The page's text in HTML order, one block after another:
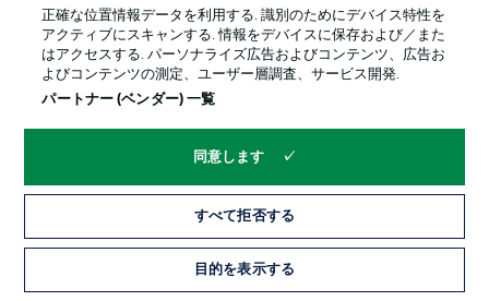
© 2026 Bundesliga-Gruppe GmbH
言語をお選びください
Display Mode
正確な位置情報データを利用する. 識別のためにデバイス特性を
アクティブにスキャンする. 情報をデバイスに保存および／また
はアクセスする. パーソナライズ広告およびコンテンツ、広告お
よびコンテンツの測定、ユーザー層調査、サービス開発.
パートナー (ベンダー) 一覧
同意します
すべて拒否する
目的を表示する